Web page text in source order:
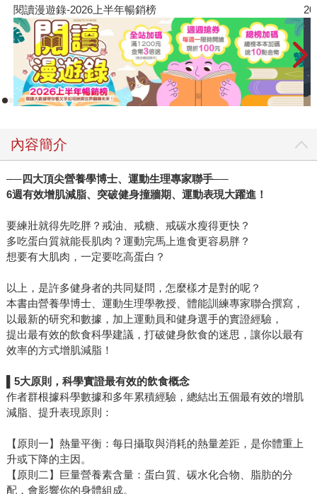
2026年8月金石堂強力推薦
內容簡介
──四大頂尖營養學博士、運動生理專家聯手──
6週有效增肌減脂、突破健身撞牆期、運動表現大躍進！
要練壯就得先吃胖？戒油、戒糖、戒碳水瘦得更快？
多吃蛋白質就能長肌肉？運動完馬上進食更容易胖？
想要有大肌肉，一定要吃高蛋白？
以上，是許多健身者的共同疑問，怎麼樣才是對的呢？
本書由營養學博士、運動生理學教授、體能訓練專家聯合撰寫，
以最新的研究和數據，加上運動員和健身選手的實證經驗，
提出最有效的飲食科學建議，打破健身飲食的迷思，讓你以最有
效率的方式增肌減脂！
▌5大原則，科學實證最有效的飲食概念
作者群根據科學數據和多年累積經驗，總結出五個最有效的增肌
減脂、提升表現原則：
【原則一】熱量平衡：每日攝取與消耗的熱量差距，是你體重上
升或下降的主因。
【原則二】巨量營養素含量：蛋白質、碳水化合物、脂肪的分
配，會影響你的身體組成。